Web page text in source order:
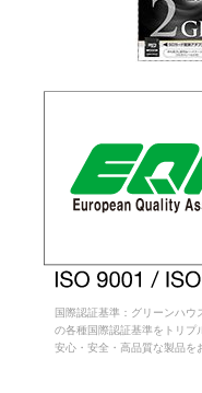
国際認証基準：グリーンハ
の各種国際認証基準をトリプ
安心・安全・高品質な製品を